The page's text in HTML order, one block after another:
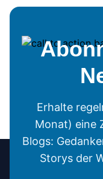
Erhalte
Monat) eine
Blogs:
Storys der